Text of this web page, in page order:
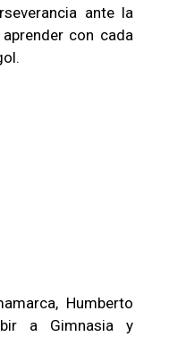
ante la
con cada
Humberto
a Gimnasia y